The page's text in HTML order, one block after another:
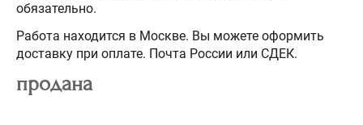
обязательно.
Работа находится в Москве. Вы можете оформить
доставку при оплате. Почта России или СДЕК.
продана